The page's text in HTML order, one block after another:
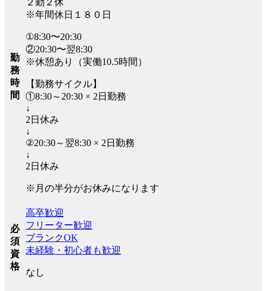
勤
務
時
間
２勤２休
※年間休日１８０日
①8:30〜20:30
②20:30〜翌8:30
※休憩あり（実働10.5時間）
【勤務サイクル】
①8:30～20:30 × 2日勤務
↓
2日休み
↓
②20:30～翌8:30 × 2日勤務
↓
2日休み
※月の半分がお休みになります
必
須
資
格
高卒歓迎
フリーター歓迎
ブランクOK
未経験・初心者も歓迎
なし